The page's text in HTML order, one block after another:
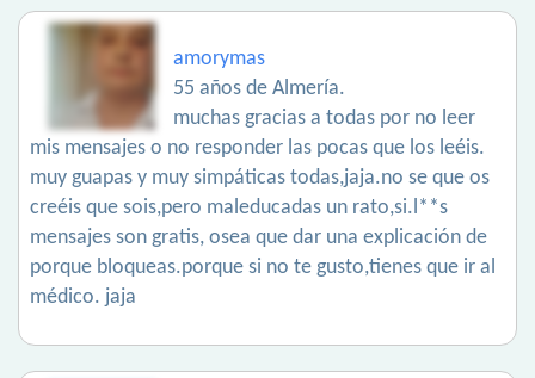
amorymas
55 años de Almería.
muchas gracias a todas por no leer
mis mensajes o no responder las pocas que los leéis.
muy guapas y muy simpáticas todas,jaja.no se que os
creéis que sois,pero maleducadas un rato,si.l**s
mensajes son gratis, osea que dar una explicación de
porque bloqueas.porque si no te gusto,tienes que ir al
médico. jaja